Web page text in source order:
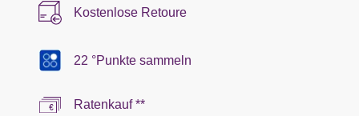
Kostenlose Retoure
22 °Punkte sammeln
Ratenkauf **